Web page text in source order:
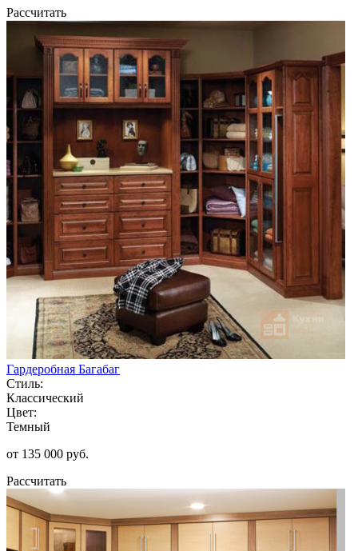
Рассчитать
Гардеробная Багабаг
Стиль:
Классический
Цвет:
Темный
от 135 000 руб.
Рассчитать